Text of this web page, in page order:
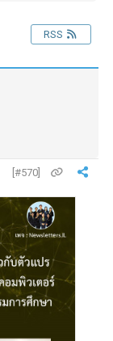
RSS
[#570]